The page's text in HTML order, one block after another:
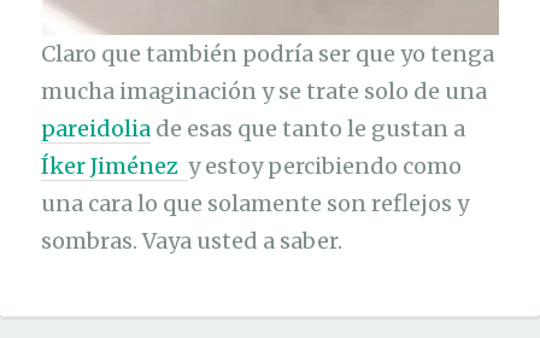
Claro que también podría ser que yo tenga
mucha imaginación y se trate solo de una
pareidolia de esas que tanto le gustan a
Íker Jiménezy estoy percibiendo como
una cara lo que solamente son reflejos y
sombras. Vaya usted a saber.